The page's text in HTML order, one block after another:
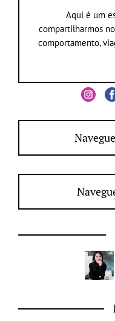
Aqui é um
compartilharmos
comportamento,